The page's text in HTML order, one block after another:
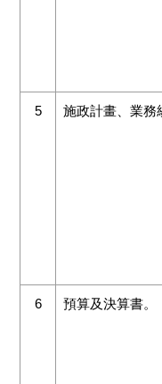
5 施政計畫、業務
6 預算及決算書。